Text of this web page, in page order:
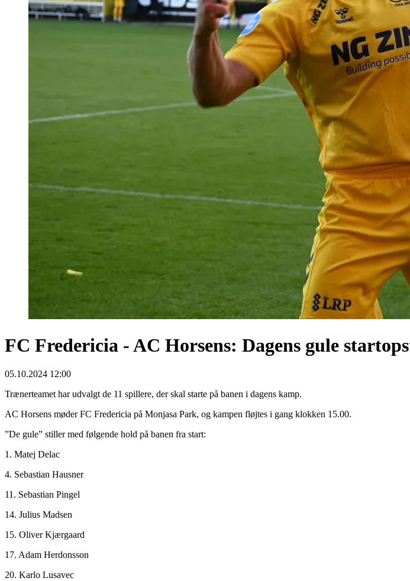
FC Fredericia - AC Horsens: Dagens gule
05.10.2024 12:00
Trænerteamet har udvalgt de 11 spillere, der skal starte på banen i dagens kamp.
AC Horsens møder FC Fredericia på Monjasa Park, og kampen fløjtes i gang klokken 15.00.
”De gule” stiller med følgende hold på banen fra start:
1. Matej Delac
4. Sebastian Hausner
11. Sebastian Pingel
14. Julius Madsen
15. Oliver Kjærgaard
17. Adam Herdonsson
20. Karlo Lusavec